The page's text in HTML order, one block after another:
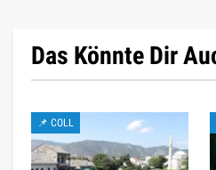
Das Könnte Dir
📌 COLL